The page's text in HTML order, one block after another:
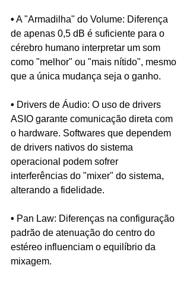
• A "Armadilha" do Volume: Diferença
de apenas 0,5 dB é suficiente para o
cérebro humano interpretar um som
como "melhor" ou "mais nítido", mesmo
que a única mudança seja o ganho.
• Drivers de Áudio: O uso de drivers
ASIO garante comunicação direta com
o hardware. Softwares que dependem
de drivers nativos do sistema
operacional podem sofrer
interferências do "mixer" do sistema,
alterando a fidelidade.
• Pan Law: Diferenças na configuração
padrão de atenuação do centro do
estéreo influenciam o equilíbrio da
mixagem.